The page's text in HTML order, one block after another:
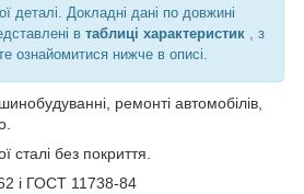
деталі. Докладні дані по довжині
в таблиці характеристик , з
ознайомитися нижче в описі.
ремонті автомобілів,
сталі без покриття.
і ГОСТ 11738-84